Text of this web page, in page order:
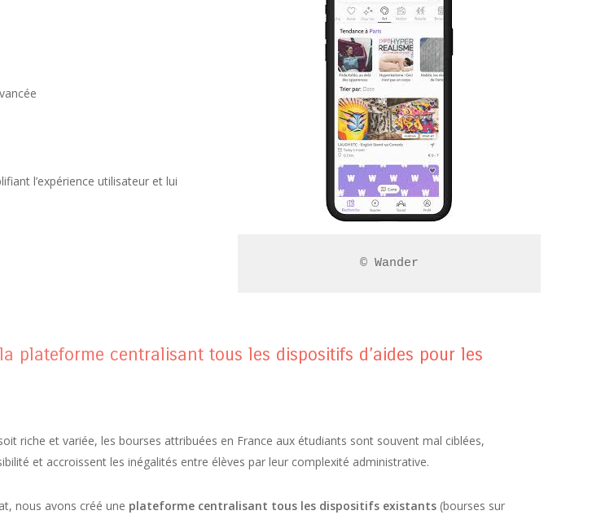
l’expérience utilisateur et lui
© Wander
plateforme centralisant tous les dispositifs d’aides pour les
riche et variée, les bourses attribuées en France aux étudiants sont souvent mal ciblées,
et accroissent les inégalités entre élèves par leur complexité administrative.
nous avons créé une plateforme centralisant tous les dispositifs existants(bourses sur